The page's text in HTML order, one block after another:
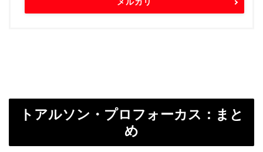
トアルソン・プロフォーカス：まと
め